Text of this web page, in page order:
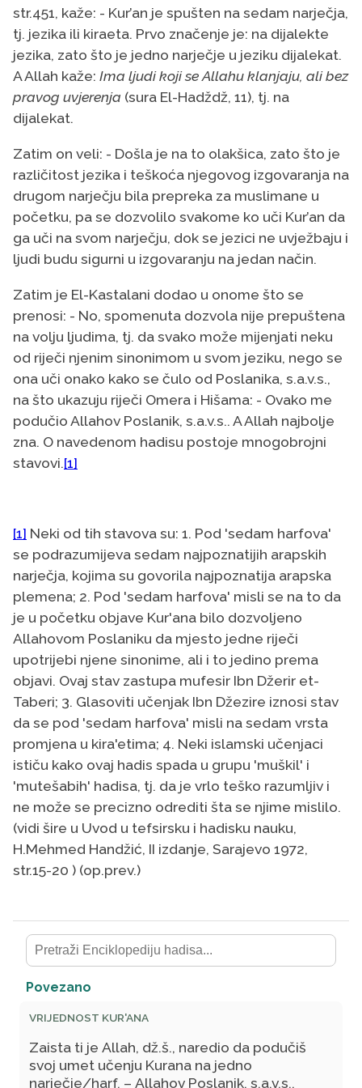
str.451, kaže: - Kur’an je spušten na sedam narječja,
tj. jezika ili kiraeta. Prvo značenje je: na dijalekte
jezika, zato što je jedno narječje u jeziku dijalekat.
A Allah kaže: Ima ljudi koji se Allahu klanjaju, ali bez
pravog uvjerenja (sura El-Hadždž, 11), tj. na
dijalekat.
Zatim on veli: - Došla je na to olakšica, zato što je
različitost jezika i teškoća njegovog izgovaranja na
drugom narječju bila prepreka za muslimane u
početku, pa se dozvolilo svakome ko uči Kur’an da
ga uči na svom narječju, dok se jezici ne uvježbaju i
ljudi budu sigurni u izgovaranju na jedan način.
Zatim je El-Kastalani dodao u onome što se
prenosi: - No, spomenuta dozvola nije prepuštena
na volju ljudima, tj. da svako može mijenjati neku
od riječi njenim sinonimom u svom jeziku, nego se
ona uči onako kako se čulo od Poslanika, s.a.v.s.,
na što ukazuju riječi Omera i Hišama: - Ovako me
podučio Allahov Poslanik, s.a.v.s.. A Allah najbolje
zna. O navedenom hadisu postoje mnogobrojni
stavovi.[1]
[1] Neki od tih stavova su: 1. Pod 'sedam harfova'
se podrazumijeva sedam najpoznatijih arapskih
narječja, kojima su govorila najpoznatija arapska
plemena; 2. Pod 'sedam harfova' misli se na to da
je u početku objave Kur'ana bilo dozvoljeno
Allahovom Poslaniku da mjesto jedne riječi
upotrijebi njene sinonime, ali i to jedino prema
objavi. Ovaj stav zastupa mufesir Ibn Džerir et-
Taberi; 3. Glasoviti učenjak Ibn Džezire iznosi stav
da se pod 'sedam harfova' misli na sedam vrsta
promjena u kira'etima; 4. Neki islamski učenjaci
ističu kako ovaj hadis spada u grupu 'muškil' i
'mutešabih' hadisa, tj. da je vrlo teško razumljiv i
ne može se precizno odrediti šta se njime mislilo.
(vidi šire u Uvod u tefsirsku i hadisku nauku,
H.Mehmed Handžić, II izdanje, Sarajevo 1972,
str.15-20 ) (op.prev.)
Povezano
VRIJEDNOST KUR'ANA
Zaista ti je Allah, dž.š., naredio da podučiš
svoj umet učenju Kurana na jedno
narječje/harf. – Allahov Poslanik, s.a.v.s.,